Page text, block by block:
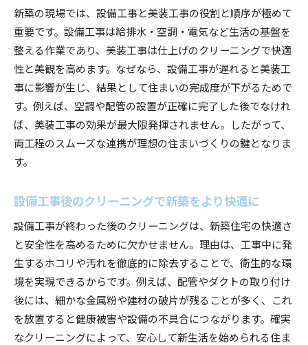
新築の現場では、設備工事と美装工事の役割と順序が極めて
重要です。設備工事は給排水・空調・電気など生活の基盤を
整える作業であり、美装工事は仕上げのクリーニングで快適
性と美観を高めます。なぜなら、設備工事が遅れると美装工
事に影響が生じ、結果として住まいの完成度が下がるためで
す。例えば、空調や配管の設置が正確に完了した後でなけれ
ば、美装工事の効果が最大限発揮されません。したがって、
両工程のスムーズな連携が理想の住まいづくりの鍵となりま
す。
設備工事後のクリーニングで新築をより快適に
設備工事が終わった後のクリーニングは、新築住宅の快適さ
と安全性を高めるために欠かせません。理由は、工事中に発
生するホコリや汚れを徹底的に除去することで、衛生的な環
境を実現できるからです。例えば、配管やダクトの取り付け
後には、細かな金属粉や建材の破片が残ることが多く、これ
を放置すると健康被害や設備の不具合につながります。確実
なクリーニングによって、安心して新生活を始められる住ま